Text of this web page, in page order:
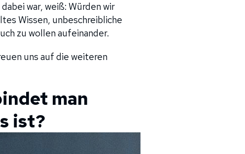
war, weiß: Würden wir
Wissen, unbeschreibliche
zu wollen aufeinander.
uns auf die weiteren
man
ist?